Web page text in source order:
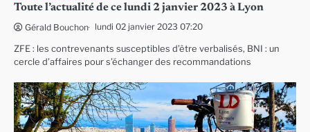
Toute l’actualité de ce lundi 2 janvier 2023 à Lyon
Gérald Bouchon lundi 02 janvier 2023 07:20
ZFE : les contrevenants susceptibles d’être verbalisés, BNI : un
cercle d’affaires pour s’échanger des recommandations